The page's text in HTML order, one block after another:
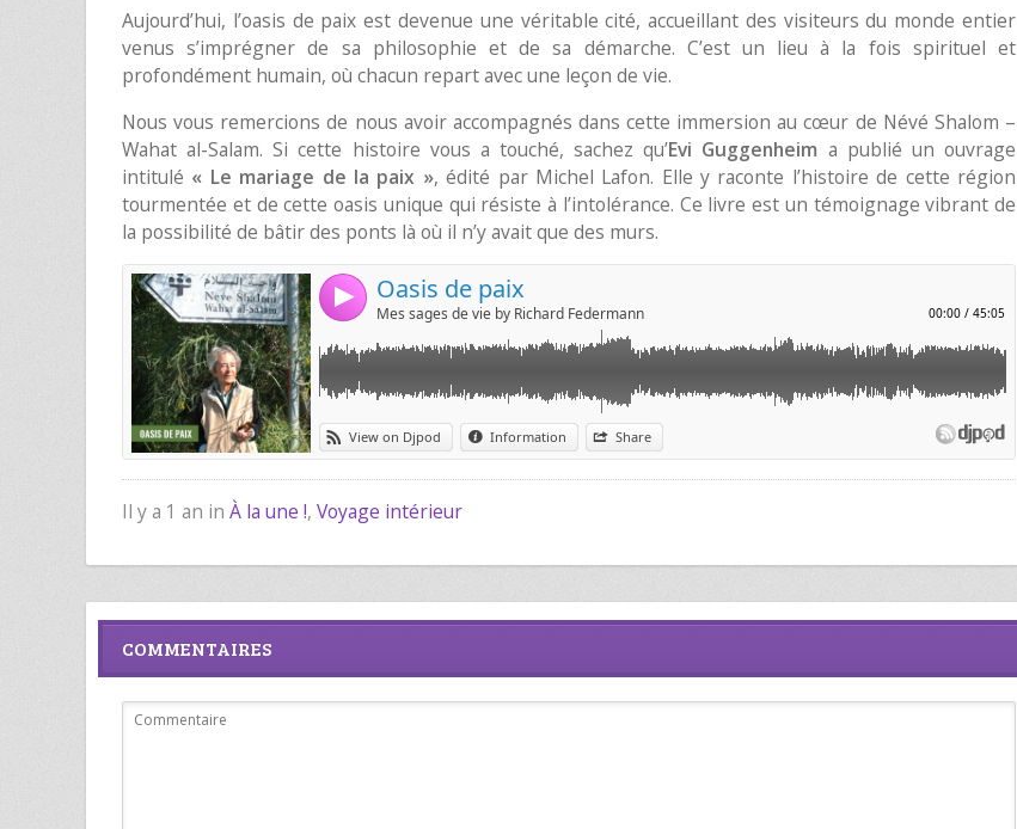
Aujourd’hui, l’oasis de paix est devenue une véritable cité, accueillant des visiteurs du monde entier
venus s’imprégner de sa philosophie et de sa démarche. C’est un lieu à la fois spirituel et
profondément humain, où chacun repart avec une leçon de vie.
Nous vous remercions de nous avoir accompagnés dans cette immersion au cœur de Névé Shalom –
Wahat al-Salam. Si cette histoire vous a touché, sachez qu’Evi Guggenheim a publié un ouvrage
intitulé « Le mariage de la paix », édité par Michel Lafon. Elle y raconte l’histoire de cette région
tourmentée et de cette oasis unique qui résiste à l’intolérance. Ce livre est un témoignage vibrant de
la possibilité de bâtir des ponts là où il n’y avait que des murs.
Il y a 1 an in À la une !, Voyage intérieur
COMMENTAIRES